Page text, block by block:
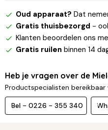
Oud apparaat? Dat
Gratis thuisbezorgd -
Klanten beoordelen ons
Gratis ruilen binnen 14
Heb je vragen over de
Productspecialisten
Bel - 0226 - 355 340